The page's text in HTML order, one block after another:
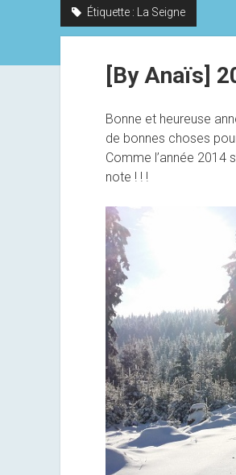
Étiquette : La Seigne
[By Anaïs]
Bonne et heureuse
de bonnes choses
Comme l’année 2014
note ! ! !